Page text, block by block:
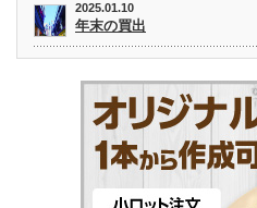
2025.01.10
年末の買出